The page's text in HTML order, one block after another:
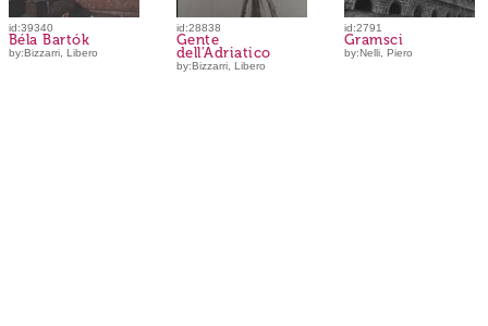
id:39340
Béla Bartók
by:Bizzarri, Libero
id:28838
Gente
dell'Adriatico
by:Bizzarri, Libero
id:2791
Gramsci
by:Nelli, Piero